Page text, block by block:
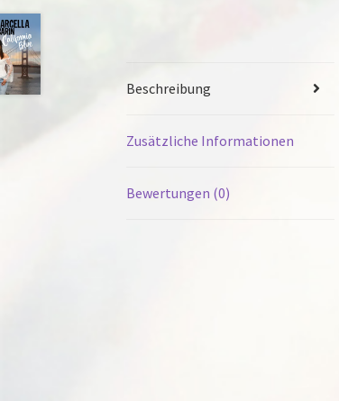
Beschreibung
Zusätzliche Informationen
Bewertungen (0)